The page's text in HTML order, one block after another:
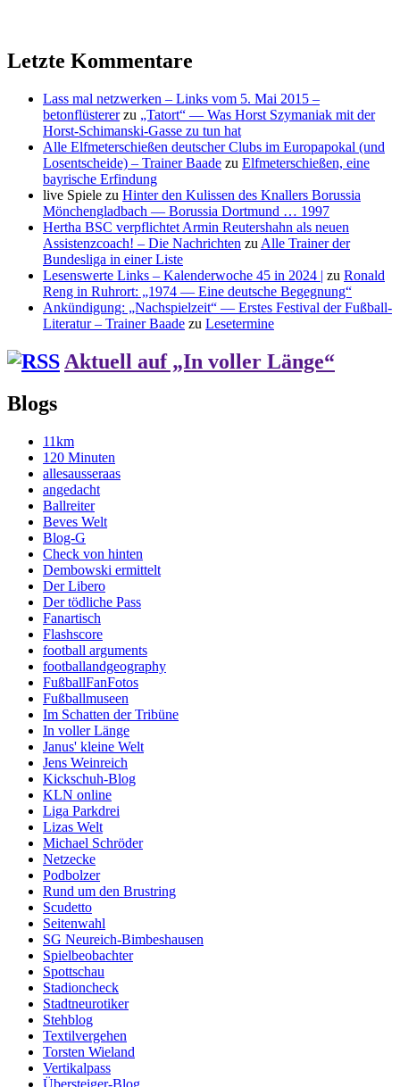
Letzte Kommentare
Lass mal netzwerken – Links vom 5. Mai 2015 –
betonflüstererzu „Tatort“ — Was Horst Szymaniak mit der
Horst-Schimanski-Gasse zu tun hat
Alle Elfmeterschießen deutscher Clubs im Europapokal (und
Losentscheide) – Trainer Baade zu Elfmeterschießen, eine
bayrische Erfindung
live Spiele zu Hinter den Kulissen des Knallers Borussia
Mönchengladbach — Borussia Dortmund … 1997
Hertha BSC verpflichtet Armin Reutershahn als neuen
Assistenzcoach! – Die Nachrichten zu Alle Trainer der
Bundesliga in einer Liste
Lesenswerte Links – Kalenderwoche 45 in 2024 | zu Ronald
Reng in Ruhrort: „1974 — Eine deutsche Begegnung“
Ankündigung: „Nachspielzeit“ — Erstes Festival der Fußball-
Literatur – Trainer Baade zu Lesetermine
Aktuell auf „In voller Länge“
Blogs
11km
120 Minuten
allesausseraas
angedacht
Ballreiter
Beves Welt
Blog-G
Check von hinten
Dembowski ermittelt
Der Libero
Der tödliche Pass
Fanartisch
Flashscore
football arguments
footballandgeography
FußballFanFotos
Fußballmuseen
Im Schatten der Tribüne
In voller Länge
Janus' kleine Welt
Jens Weinreich
Kickschuh-Blog
KLN online
Liga Parkdrei
Lizas Welt
Michael Schröder
Netzecke
Podbolzer
Rund um den Brustring
Scudetto
Seitenwahl
SG Neureich-Bimbeshausen
Spielbeobachter
Spottschau
Stadioncheck
Stadtneurotiker
Stehblog
Textilvergehen
Torsten Wieland
Vertikalpass
Übersteiger-Blog